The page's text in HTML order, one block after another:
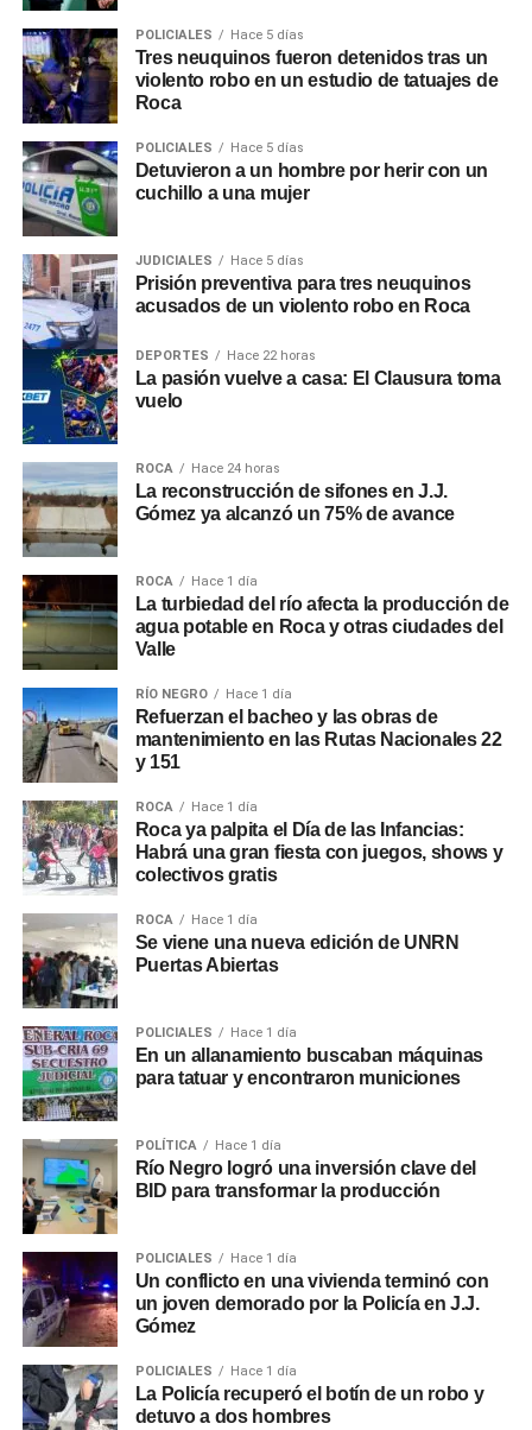
POLICIALES Hace 5 días
Tres neuquinos fueron detenidos tras un
violento robo en un estudio de tatuajes de
Roca
POLICIALES Hace 5 días
Detuvieron a un hombre por herir con un
cuchillo a una mujer
JUDICIALES Hace 5 días
Prisión preventiva para tres neuquinos
acusados de un violento robo en Roca
DEPORTES Hace 22 horas
La pasión vuelve a casa: El Clausura toma
vuelo
ROCA Hace 24 horas
La reconstrucción de sifones en J.J.
Gómez ya alcanzó un 75% de avance
ROCA Hace 1 día
La turbiedad del río afecta la producción de
agua potable en Roca y otras ciudades del
Valle
RÍO NEGRO Hace 1 día
Refuerzan el bacheo y las obras de
mantenimiento en las Rutas Nacionales 22
y 151
ROCA Hace 1 día
Roca ya palpita el Día de las Infancias:
Habrá una gran fiesta con juegos, shows y
colectivos gratis
ROCA Hace 1 día
Se viene una nueva edición de UNRN
Puertas Abiertas
POLICIALES Hace 1 día
En un allanamiento buscaban máquinas
para tatuar y encontraron municiones
POLÍTICA Hace 1 día
Río Negro logró una inversión clave del
BID para transformar la producción
POLICIALES Hace 1 día
Un conflicto en una vivienda terminó con
un joven demorado por la Policía en J.J.
Gómez
POLICIALES Hace 1 día
La Policía recuperó el botín de un robo y
detuvo a dos hombres